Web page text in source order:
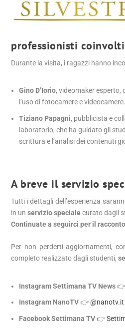
professionisti
Durante la visita, i ragazzi hanno
Gino D’Iorio, videomaker esperto,
l’uso di fotocamere e videocamere.
Tiziano Papagni, pubblicista e
laboratorio, che ha guidato gli
scrittura e l’analisi dei contenuti
A breve il servizio
Tutti i dettagli dell’esperienza
in unservizio specialecurato dagli
Continuate a seguirci per il
Per non perderti aggiornamenti,
completo realizzato dagli studenti,
Instagram Settimana TV News
Instagram NanoTV 👉@nanotv.it
Facebook Settimana TV 👉